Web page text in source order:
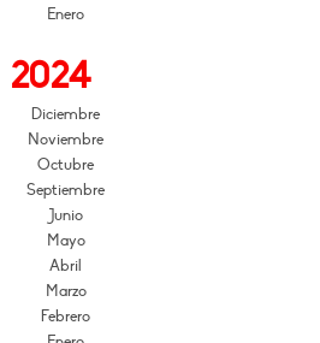
Enero
2024
Diciembre
Noviembre
Octubre
Septiembre
Junio
Mayo
Abril
Marzo
Febrero